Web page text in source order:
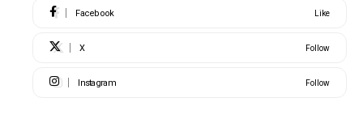
Facebook Like
X Follow
Instagram Follow